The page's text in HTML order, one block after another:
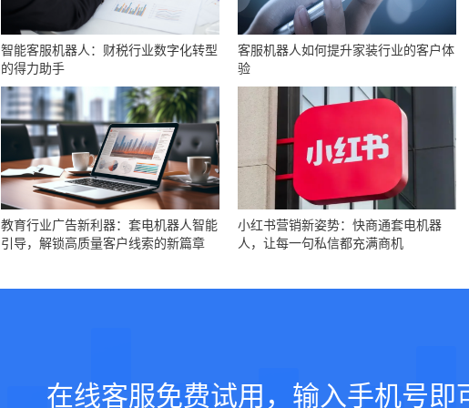
智能客服机器人：财税行业数字化转型
的得力助手
客服机器人如何提升家装行业的客户体
验
教育行业广告新利器：套电机器人智能
引导，解锁高质量客户线索的新篇章
小红书营销新姿势：快商通套电机器
人，让每一句私信都充满商机
在线客服免费试用，输入手机号即